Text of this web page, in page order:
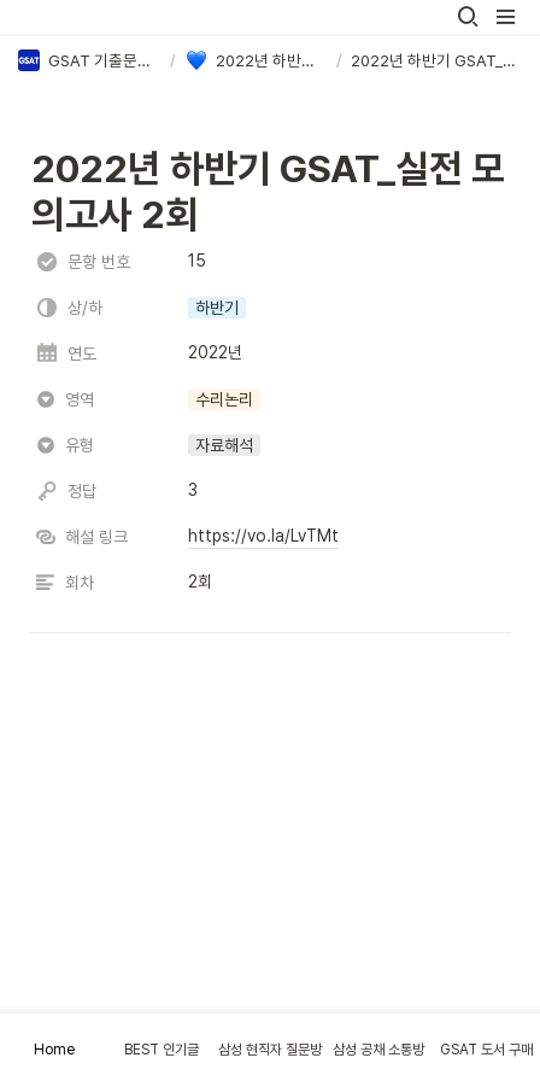
GSAT 기출문제 PDF & 정답·해설 모음 / 2022년 하반기 삼성 GSAT 정답·해설 / 2022년 하반기 GSAT_실전 모의고사 2회
2022년 하반기 GSAT_실전 모
의고사 2회
문항 번호 15
상/하 하반기
연도 2022년
영역 수리논리
유형 자료해석
정답 3
해설 링크 https://vo.la/LvTMt
회차 2회
Home BEST 인기글 삼성 현직자 질문방 삼성 공채 소통방 GSAT 도서 구매